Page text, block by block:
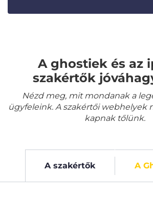
A ghostiek és az
szakértők
Nézd meg, mit mondanak a
ügyfeleink. A szakértői webhelyek
kapnak tőlünk.
A szakértők A